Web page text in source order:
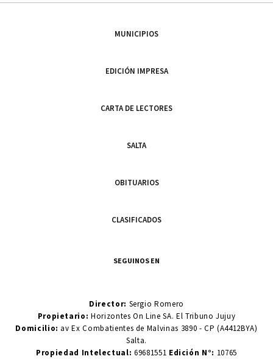
MUNICIPIOS
EDICIÓN IMPRESA
CARTA DE LECTORES
SALTA
OBITUARIOS
CLASIFICADOS
SEGUINOS EN
Director: Sergio Romero
Propietario:Horizontes On Line SA. El Tribuno Jujuy
Domicilio: av Ex Combatientes de Malvinas 3890 - CP (A4412BYA)
Salta.
Propiedad Intelectual: 69681551 Edición N°: 10765